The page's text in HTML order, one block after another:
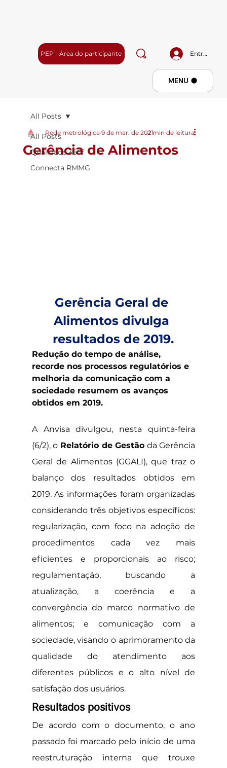
Entrar
PEP - Área do participante
Menu
MENU
All Posts
Qualidade 360º
Connecta RMMG
All Posts
Gerência de Alimentos
Rede metrológica 9 de mar. de 20212 min de leitura
Gerência Geral de
Alimentos divulga
resultados de 2019.
Redução do tempo de análise,
recorde nos processos regulatórios e
melhoria da comunicação com a
sociedade resumem os avanços
obtidos em 2019.
A Anvisa divulgou, nesta quinta-feira
(6/2), o Relatório de Gestão da Gerência
Geral de Alimentos (GGALI), que traz o
balanço dos resultados obtidos em
2019. As informações foram organizadas
considerando três objetivos específicos:
regularização, com foco na adoção de
procedimentos cada vez mais
eficientes e proporcionais ao risco;
regulamentação, buscando a
atualização, a coerência e a
convergência do marco normativo de
alimentos; e comunicação com a
sociedade, visando o aprimoramento da
qualidade do atendimento aos
diferentes públicos e o alto nível de
satisfação dos usuários.
Resultados positivos
De acordo com o documento, o ano
passado foi marcado pelo início de uma
reestruturação interna que trouxe